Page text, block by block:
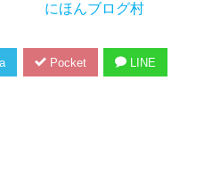
にほんブログ村
Pocket LINE